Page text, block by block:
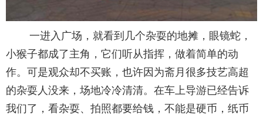
一进入广场，就看到几个杂耍的地摊，眼镜蛇，
小猴子都成了主角，它们听从指挥，做着简单的动
作。可是观众却不买账，也许因为斋月很多技艺高超
的杂耍人没来，场地冷冷清清。在车上导游已经告诉
我们了，看杂耍、拍照都要给钱，不能是硬币，纸币